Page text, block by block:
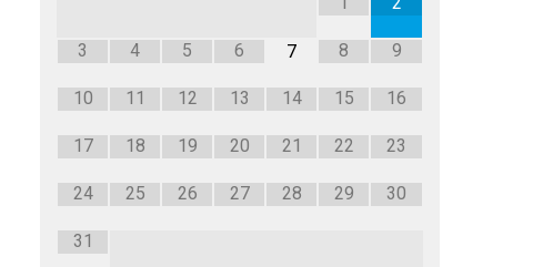
3 4 5 6 7 8 9
10 11 12 13 14 15 16
17 18 19 20 21 22 23
24 25 26 27 28 29 30
31